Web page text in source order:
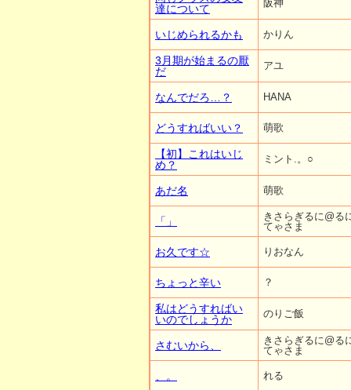
達について
阪神
いじめられるかも かりん
3月期が始まるの厭
だ
アユ
なんでだろ…？ HANA
どうすればいい？ 萌歌
【初】これはいじ
め？
ミント.。○
あだ名 萌歌
「」
きさらぎるに@る
てゃさま
お久です☆ りおなん
ちょっと辛い ？
私はどうすればい
いのでしょうか
のりご飯
さむいから、
きさらぎるに@る
てゃさま
、。 れる